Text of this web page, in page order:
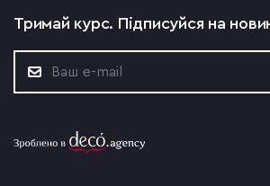
Тримай курс. Підписуйся на